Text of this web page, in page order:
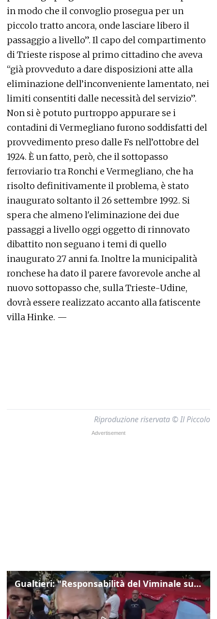
in modo che il convoglio prosegua per un
piccolo tratto ancora, onde lasciare libero il
passaggio a livello”. Il capo del compartimento
di Trieste rispose al primo cittadino che aveva
“già provveduto a dare disposizioni atte alla
eliminazione dell’inconveniente lamentato, nei
limiti consentiti dalle necessità del servizio”.
Non si è potuto purtroppo appurare se i
contadini di Vermegliano furono soddisfatti del
provvedimento preso dalle Fs nell’ottobre del
1924. È un fatto, però, che il sottopasso
ferroviario tra Ronchi e Vermegliano, che ha
risolto definitivamente il problema, è stato
inaugurato soltanto il 26 settembre 1992. Si
spera che almeno l'eliminazione dei due
passaggi a livello oggi oggetto di rinnovato
dibattito non seguano i temi di quello
inaugurato 27 anni fa. Inoltre la municipalità
ronchese ha dato il parere favorevole anche al
nuovo sottopasso che, sulla Trieste-Udine,
dovrà essere realizzato accanto alla fatiscente
villa Hinke. —
Riproduzione riservata © Il Piccolo
Gualtieri: "Responsabilità del Viminale su Spin Time? La posizione dei partiti è nota"